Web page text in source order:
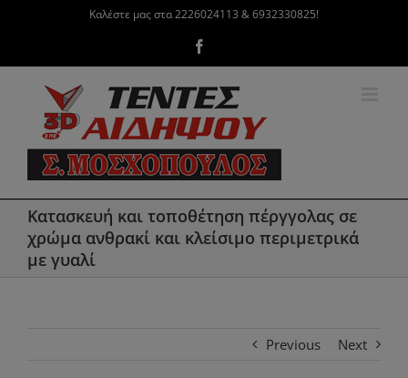
Καλέστε μας στα 2226024113 & 6932330825!
Κατασκευή και τοποθέτηση πέργγολας σε
χρώμα ανθρακί και κλείσιμο περιμετρικά
με γυαλί
Previous Next